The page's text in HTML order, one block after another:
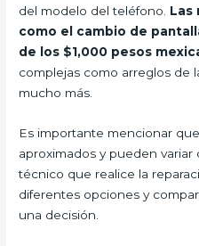
del modelo del teléfono. Las
como el cambio de
de los $1,000 pesos
complejas como arreglos de
mucho más.
Es importante mencionar
aproximados y pueden
técnico que realice la
diferentes opciones y
una decisión.